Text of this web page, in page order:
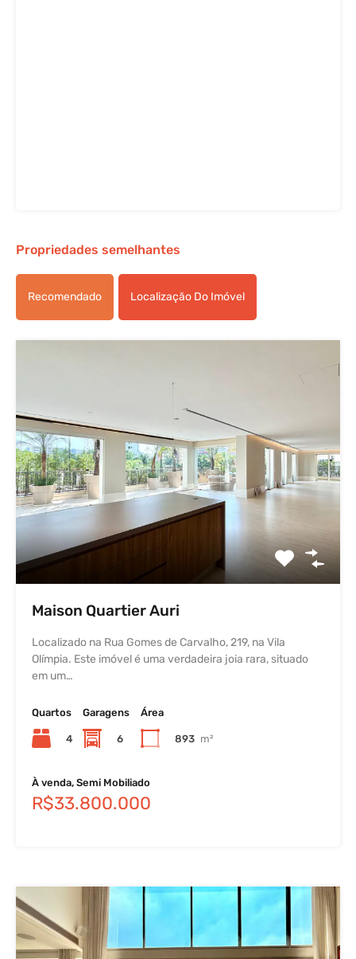
Propriedades semelhantes
Recomendado Localização Do Imóvel
Maison Quartier Auri
Localizado na Rua Gomes de Carvalho, 219, na Vila
Olímpia. Este imóvel é uma verdadeira joia rara, situado
em um…
Quartos
4
Garagens
6
Área
893 m²
À venda, Semi Mobiliado
R$33.800.000